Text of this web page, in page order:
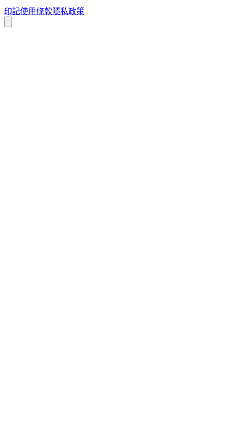
印記使用條款隱私政策